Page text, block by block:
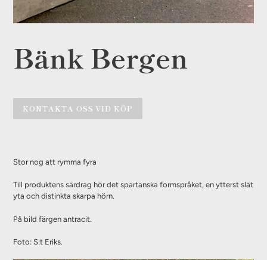
Bänk Bergen
KONTAKTA OSS VID KÖP
produkten
din
varukorg
Stor nog att rymma fyra
Till produktens särdrag hör det spartanska formspråket, en ytterst slät
yta och distinkta skarpa hörn.
På bild färgen antracit.
Foto: S:t Eriks.